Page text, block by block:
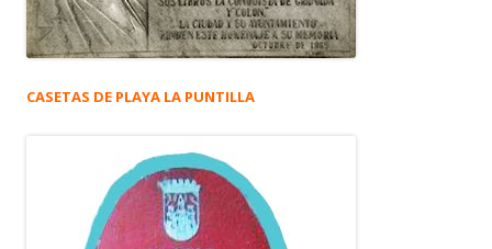
CASETAS DE PLAYA LA PUNTILLA